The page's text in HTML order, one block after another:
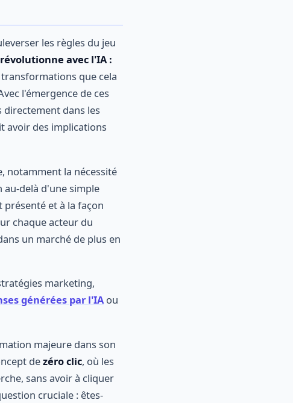
les règles du jeu
avec l'IA :
que cela
l'émergence de ces
dans les
avoir des implications
notamment la nécessité
au-delà d'une simple
et à la façon
chaque acteur du
un marché de plus en
marketing,
générées par l'IAou
majeure dans son
dezéro clic, où les
sans avoir à cliquer
cruciale : êtes-